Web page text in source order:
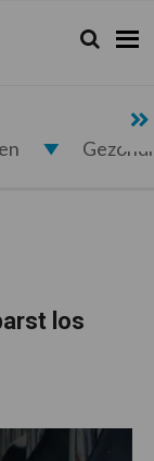
Zoeken...
Zoek
los